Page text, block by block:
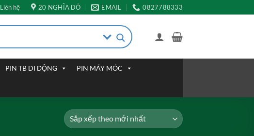
Liên hệ 20 NGHĨA ĐÔ EMAIL 0827788333
PIN TB DI ĐỘNG PIN MÁY MÓC